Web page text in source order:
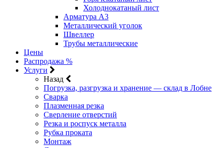
Холоднокатаный лист
Арматура А3
Металлический уголок
Швеллер
Трубы металлические
Цены
Распродажа %
Услуги
Назад
Погрузка, разгрузка и хранение — склад в Лобне
Сварка
Плазменная резка
Сверление отверстий
Резка и роспуск металла
Рубка проката
Монтаж